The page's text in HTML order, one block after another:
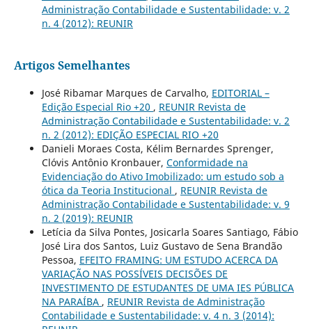
Administração Contabilidade e Sustentabilidade: v. 2
n. 4 (2012): REUNIR
Artigos Semelhantes
José Ribamar Marques de Carvalho, EDITORIAL –
Edição Especial Rio +20 , REUNIR Revista de
Administração Contabilidade e Sustentabilidade: v. 2
n. 2 (2012): EDIÇÃO ESPECIAL RIO +20
Danieli Moraes Costa, Kélim Bernardes Sprenger,
Clóvis Antônio Kronbauer, Conformidade na
Evidenciação do Ativo Imobilizado: um estudo sob a
ótica da Teoria Institucional , REUNIR Revista de
Administração Contabilidade e Sustentabilidade: v. 9
n. 2 (2019): REUNIR
Letícia da Silva Pontes, Josicarla Soares Santiago, Fábio
José Lira dos Santos, Luiz Gustavo de Sena Brandão
Pessoa, EFEITO FRAMING: UM ESTUDO ACERCA DA
VARIAÇÃO NAS POSSÍVEIS DECISÕES DE
INVESTIMENTO DE ESTUDANTES DE UMA IES PÚBLICA
NA PARAÍBA , REUNIR Revista de Administração
Contabilidade e Sustentabilidade: v. 4 n. 3 (2014):